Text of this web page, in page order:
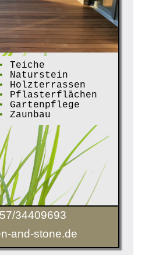
•
Teiche
•
Naturstein
•
Holzterrassen
•
Pflasterflächen
•
Gartenpflege
•
Zaunbau
34409693
and-stone.de